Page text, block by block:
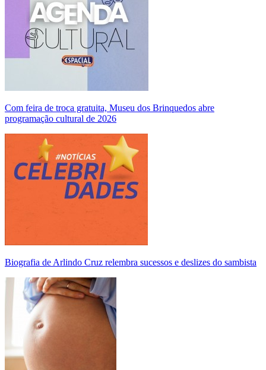
Com feira de troca gratuita, Museu dos Brinquedos abre
programação cultural de 2026
Biografia de Arlindo Cruz relembra sucessos e deslizes do sambista